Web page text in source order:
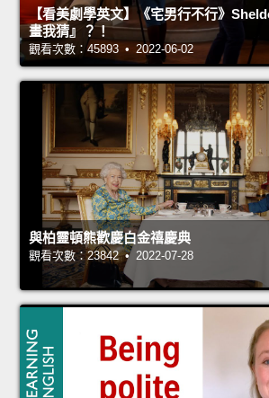
【看美劇學英文】《宅男行不行》
畫我猜』？！
觀看次數：45893 • 2022-06-02
與柏靈頓熊歡慶白金禧慶典
觀看次數：23842 • 2022-07-28